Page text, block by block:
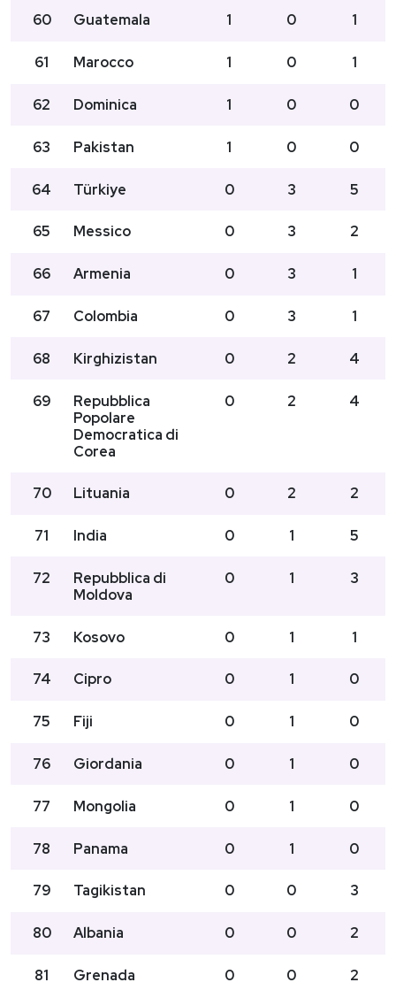
60 Guatemala 1 0 1
61 Marocco 1 0 1
62 Dominica 1 0 0
63 Pakistan 1 0 0
64 Türkiye 0 3 5
65 Messico 0 3 2
66 Armenia 0 3 1
67 Colombia 0 3 1
68 Kirghizistan 0 2 4
69
Repubblica
Popolare
Democratica di
Corea
0 2 4
70 Lituania 0 2 2
71 India 0 1 5
72
Repubblica di
Moldova
0 1 3
73 Kosovo 0 1 1
74 Cipro 0 1 0
75 Fiji 0 1 0
76 Giordania 0 1 0
77 Mongolia 0 1 0
78 Panama 0 1 0
79 Tagikistan 0 0 3
80 Albania 0 0 2
81 Grenada 0 0 2